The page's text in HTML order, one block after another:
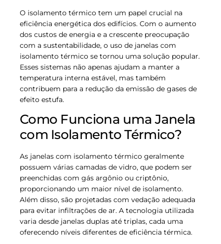
O isolamento térmico tem um papel crucial na
eficiência energética dos edifícios. Com o aumento
dos custos de energia e a crescente preocupação
com a sustentabilidade, o uso de janelas com
isolamento térmico se tornou uma solução popular.
Esses sistemas não apenas ajudam a manter a
temperatura interna estável, mas também
contribuem para a redução da emissão de gases de
efeito estufa.
Como Funciona uma Janela
com Isolamento Térmico?
As janelas com isolamento térmico geralmente
possuem várias camadas de vidro, que podem ser
preenchidas com gás argônio ou criptônio,
proporcionando um maior nível de isolamento.
Além disso, são projetadas com vedação adequada
para evitar infiltrações de ar. A tecnologia utilizada
varia desde janelas duplas até triplas, cada uma
oferecendo níveis diferentes de eficiência térmica.